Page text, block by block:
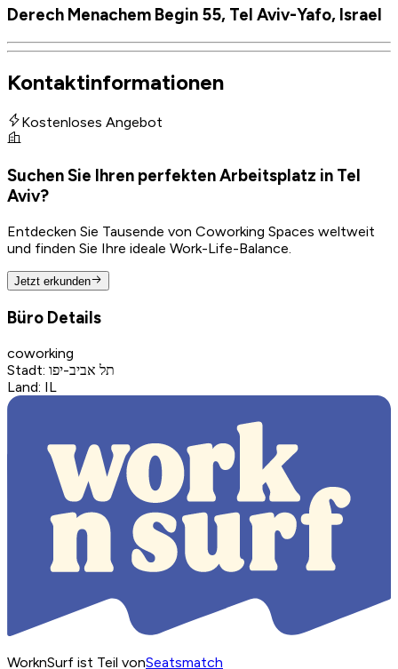
Derech Menachem Begin 55, Tel Aviv-Yafo, Israel
Kontaktinformationen
Kostenloses Angebot
Suchen Sie Ihren perfekten Arbeitsplatz in Tel
Aviv?
Entdecken Sie Tausende von Coworking Spaces weltweit
und finden Sie Ihre ideale Work-Life-Balance.
Jetzt erkunden
Büro Details
coworking
Stadt: תל אביב-יפו
Land: IL
WorknSurf ist Teil vonSeatsmatch